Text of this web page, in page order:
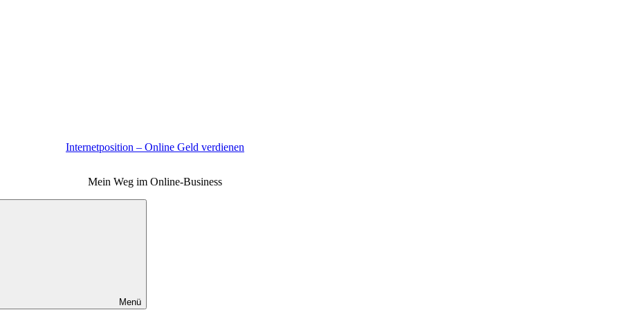
Internetposition – Online Geld verdienen
Mein Weg im Online-Business
Menü